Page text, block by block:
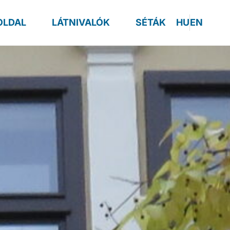
LÁTNIVALÓK SÉTÁK HUEN